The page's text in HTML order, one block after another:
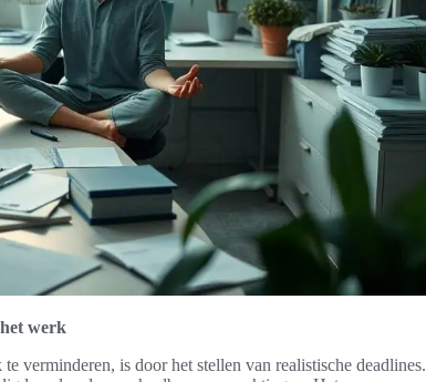
werk
verminderen, is door het stellen van realistische deadlines.